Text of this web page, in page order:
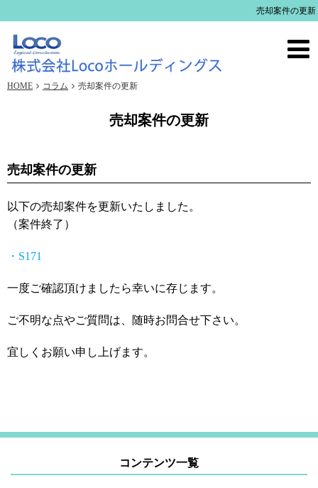
売却案件の更新
HOME コラム 売却案件の更新
売却案件の更新
売却案件の更新
以下の売却案件を更新いたしました。
（案件終了）
・S171
一度ご確認頂けましたら幸いに存じます。
ご不明な点やご質問は、随時お問合せ下さい。
宜しくお願い申し上げます。
コンテンツ一覧